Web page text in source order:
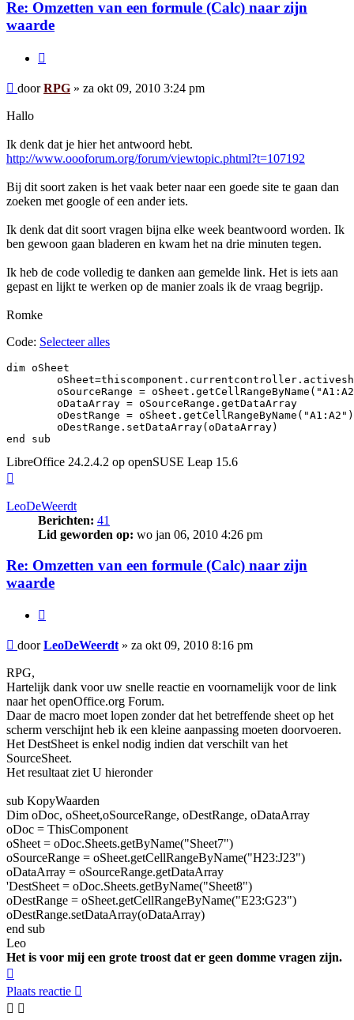
Re: Omzetten van een formule (Calc) naar zijn
waarde
Bericht
doorRPG » za okt 09, 2010 3:24 pm
Hallo
Ik denk dat je hier het antwoord hebt.
http://www.oooforum.org/forum/viewtopic.phtml?t=107192
Bij dit soort zaken is het vaak beter naar een goede site te gaan dan
zoeken met google of een ander iets.
Ik denk dat dit soort vragen bijna elke week beantwoord worden. Ik
ben gewoon gaan bladeren en kwam het na drie minuten tegen.
Ik heb de code volledig te danken aan gemelde link. Het is iets aan
gepast en lijkt te werken op de manier zoals ik de vraag begrijp.
Romke
Code: Selecteer alles
dim oSheet
end sub
LibreOffice 24.2.4.2 op openSUSE Leap 15.6
LeoDeWeerdt
Berichten: 41
Lid geworden op: wo jan 06, 2010 4:26 pm
Re: Omzetten van een formule (Calc) naar zijn
waarde
Bericht
doorLeoDeWeerdt » za okt 09, 2010 8:16 pm
RPG,
Hartelijk dank voor uw snelle reactie en voornamelijk voor de link
naar het openOffice.org Forum.
Daar de macro moet lopen zonder dat het betreffende sheet op het
scherm verschijnt heb ik een kleine aanpassing moeten doorvoeren.
Het DestSheet is enkel nodig indien dat verschilt van het
SourceSheet.
Het resultaat ziet U hieronder
sub KopyWaarden
Dim oDoc, oSheet,oSourceRange, oDestRange, oDataArray
oDoc = ThisComponent
oSheet = oDoc.Sheets.getByName("Sheet7")
oSourceRange = oSheet.getCellRangeByName("H23:J23")
oDataArray = oSourceRange.getDataArray
'DestSheet = oDoc.Sheets.getByName("Sheet8")
oDestRange = oSheet.getCellRangeByName("E23:G23")
oDestRange.setDataArray(oDataArray)
end sub
Leo
Het is voor mij een grote troost dat er geen domme vragen zijn.
Plaats reactie